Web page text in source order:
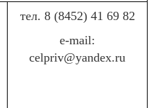
тел. 8 (8452) 41 69 82
е-mail:
celpriv@yandex.ru